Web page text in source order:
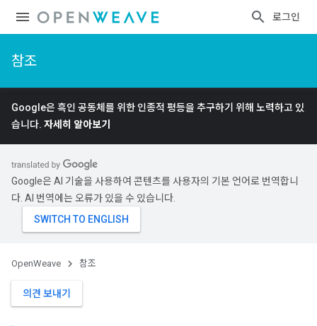
로그인
참조
Google은 흑인 공동체를 위한 인종적 평등을 추구하기 위해 노력하고 있
습니다. 자세히 알아보기
Google은 AI 기술을 사용하여 콘텐츠를 사용자의 기본 언어로 번역합니
다. AI 번역에는 오류가 있을 수 있습니다.
OpenWeave 참조
의견 보내기